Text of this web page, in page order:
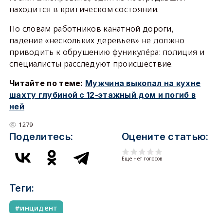
находится в критическом состоянии.
По словам работников канатной дороги,
падение «нескольких деревьев» не должно
приводить к обрушению фуникулёра: полиция и
специалисты расследуют происшествие.
Читайте по теме: Мужчина выкопал на кухне
шахту глубиной с 12-этажный дом и погиб в
ней
1279
Поделитесь: Оцените статью:
Еще нет голосов
Теги:
инцидент